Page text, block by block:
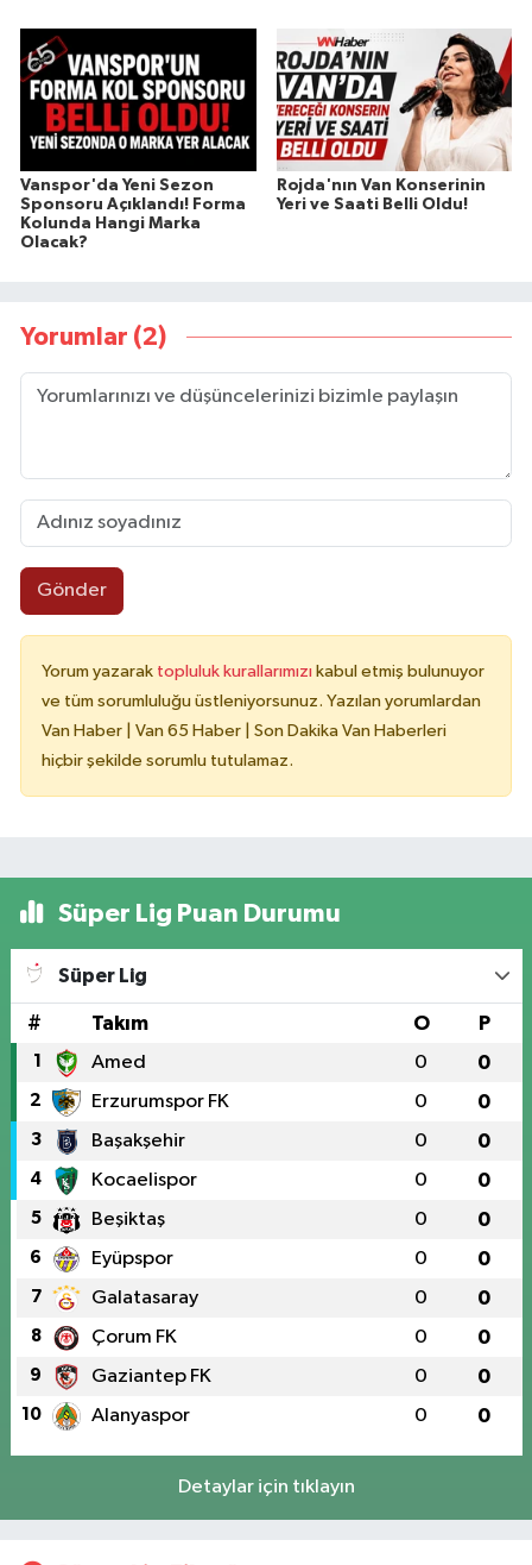
Vanspor'da Yeni Sezon
Sponsoru Açıklandı! Forma
Kolunda Hangi Marka
Olacak?
Rojda'nın Van Konserinin
Yeri ve Saati Belli Oldu!
Yorumlar (2)
Gönder
Yorum yazarak topluluk kurallarımızı kabul etmiş bulunuyor
ve tüm sorumluluğu üstleniyorsunuz. Yazılan yorumlardan
Van Haber | Van 65 Haber | Son Dakika Van Haberleri
hiçbir şekilde sorumlu tutulamaz.
Süper Lig Puan Durumu
Süper Lig
# Takım O P
1 Amed 0 0
2 Erzurumspor FK 0 0
3 Başakşehir 0 0
4 Kocaelispor 0 0
5 Beşiktaş 0 0
6 Eyüpspor 0 0
7 Galatasaray 0 0
8 Çorum FK 0 0
9 Gaziantep FK 0 0
10 Alanyaspor 0 0
Detaylar için tıklayın